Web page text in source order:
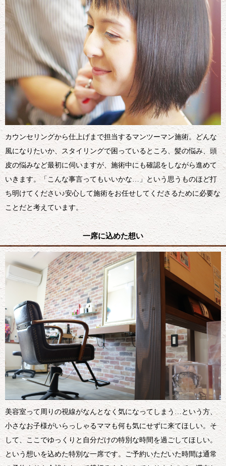
カウンセリングから仕上げまで担当するマンツーマン施術。どんな
風になりたいか、スタイリングで困っているところ、髪の悩み、頭
皮の悩みなど最初に伺いますが、施術中にも確認をしながら進めて
いきます。「こんな事言ってもいいかな…」という思うものほど打
ち明けてください♪安心して施術をお任せしてくださるために必要な
ことだと考えています。
一席に込めた想い
美容室って周りの視線がなんとなく気になってしまう…という方、
小さなお子様がいらっしゃるママも何も気にせずに来てほしい。そ
して、ここでゆっくりと自分だけの特別な時間を過ごしてほしい。
という想いを込めた特別な一席です。ご予約いただいた時間は通常